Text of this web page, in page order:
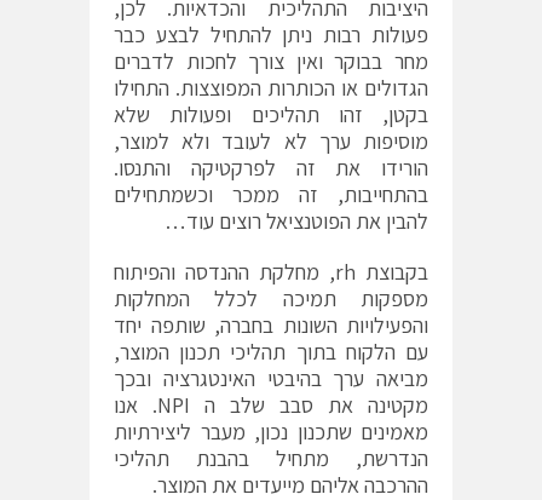
היציבות התהליכית והכדאיות. לכן,
פעולות רבות ניתן להתחיל לבצע כבר
מחר בבוקר ואין צורך לחכות לדברים
הגדולים או הכותרות המפוצצות. התחילו
בקטן, זהו תהליכים ופעולות שלא
מוסיפות ערך לא לעובד ולא למוצר,
הורידו את זה לפרקטיקה והתנסו.
בהתחייבות, זה ממכר וכשמתחילים
להבין את הפוטנציאל רוצים עוד…
בקבוצת rh, מחלקת ההנדסה והפיתוח
מספקות תמיכה לכלל המחלקות
והפעילויות השונות בחברה, שותפה יחד
עם הלקוח בתוך תהליכי תכנון המוצר,
מביאה ערך בהיבטי האינטגרציה ובכך
מקטינה את סבב שלב ה NPI. אנו
מאמינים שתכנון נכון, מעבר ליצירתיות
הנדרשת, מתחיל בהבנת תהליכי
ההרכבה אליהם מייעדים את המוצר.